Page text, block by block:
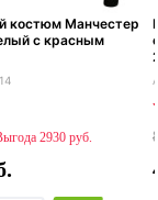
костюм Манчестер
с красным
2930